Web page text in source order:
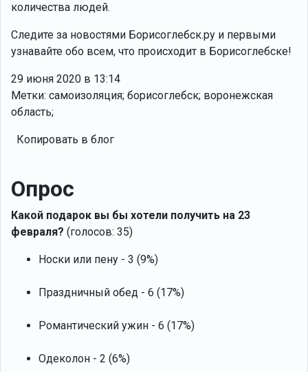
количества людей.
Следите за новостями Борисоглебск.ру и первыми
узнавайте обо всем, что происходит в Борисоглебске!
29 июня 2020 в 13:14
Метки: самоизоляция; борисоглебск; воронежская
область;
Копировать в блог
Опрос
Какой подарок вы бы хотели получить на 23
февраля? (голосов: 35)
Носки или пену - 3 (9%)
Праздничный обед - 6 (17%)
Романтический ужин - 6 (17%)
Одеколон - 2 (6%)